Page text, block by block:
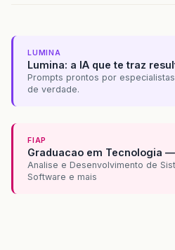
LUMINA
Lumina: a IA que te traz
Prompts prontos por
de verdade.
FIAP
Graduacao em Tecnologia —
Analise e Desenvolvimento de
Software e mais